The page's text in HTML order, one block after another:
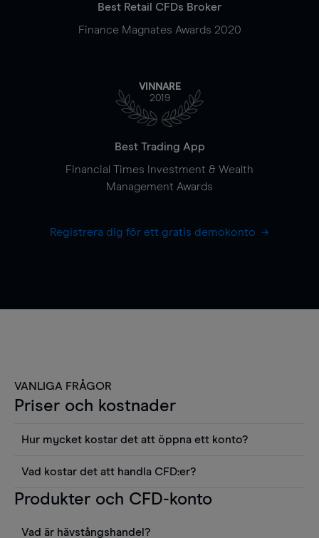
Best Retail CFDs Broker
Finance Magnates Awards 2020
VINNARE
2019
Best Trading App
Financial Times Investment & Wealth
Management Awards
Registrera dig för ett gratis demokonto
VANLIGA FRÅGOR
Priser och kostnader
Hur mycket kostar det att öppna ett konto?
använda sådana verktyg som diagram, Reuters
aktierapporter utan kostnad.
Vad kostar det att handla CFD:er?
Det är en rad kostnader att tänka på när man
innehavskostnader (för positioner som hålls öppna
Produkter och CFD-konto
Vad är hävstångshandel?